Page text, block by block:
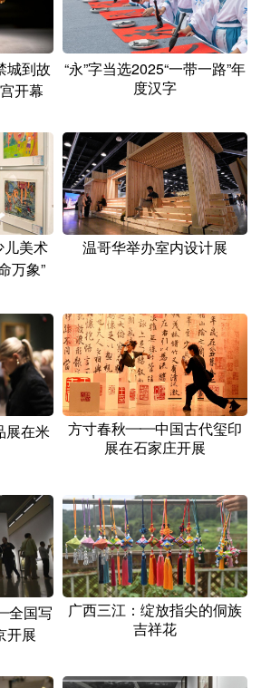
蒙古 黑龙江
Français عربى
日本語 한국어
城到故
开幕
“永”字当选2025“一带一路”年
度汉字
儿美术
万象”
温哥华举办室内设计展
展在米
方寸春秋——中国古代玺印
展在石家庄开展
全国写
开展
广西三江：绽放指尖的侗族
吉祥花